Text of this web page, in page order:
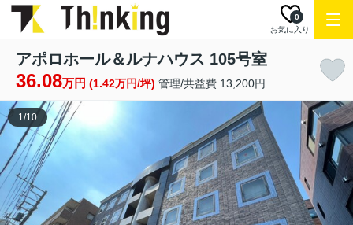
お気に入り
0
アポロホール＆ルナハウス 105号室
36.08万円 (1.42万円/坪) 管理/共益費 13,200円
1/10